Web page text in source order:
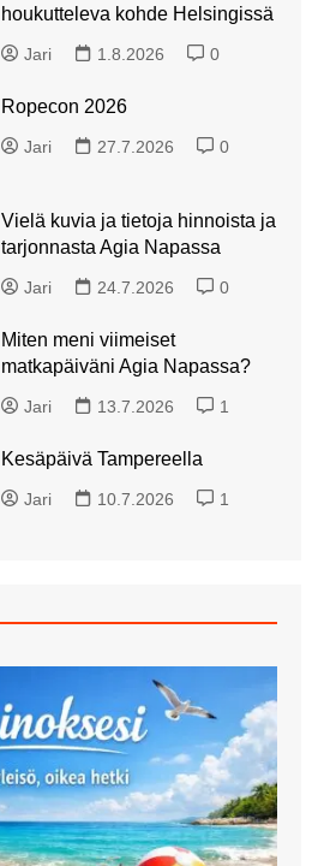
houkutteleva kohde Helsingissä
Jari 1.8.2026 0
Ropecon 2026
Jari 27.7.2026 0
Vielä kuvia ja tietoja hinnoista ja
tarjonnasta Agia Napassa
Jari 24.7.2026 0
Miten meni viimeiset
matkapäiväni Agia Napassa?
Jari 13.7.2026 1
Kesäpäivä Tampereella
Jari 10.7.2026 1